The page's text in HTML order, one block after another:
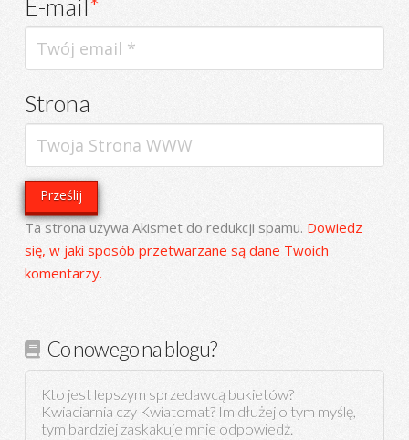
E-mail*
Strona
Ta strona używa Akismet do redukcji spamu. Dowiedz
się, w jaki sposób przetwarzane są dane Twoich
komentarzy.
Co nowego na blogu?
Kto jest lepszym sprzedawcą bukietów?
Kwiaciarnia czy Kwiatomat? Im dłużej o tym myślę,
tym bardziej zaskakuje mnie odpowiedź.